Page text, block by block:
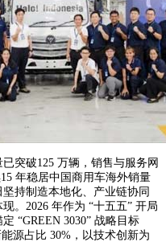
突破125 万辆，销售与服务网
年稳居中国商用车海外销量
持制造本地化、产业链协同
。2026 年作为 “十五五” 开局
“GREEN 3030” 战略目标
源占比 30%，以技术创新为